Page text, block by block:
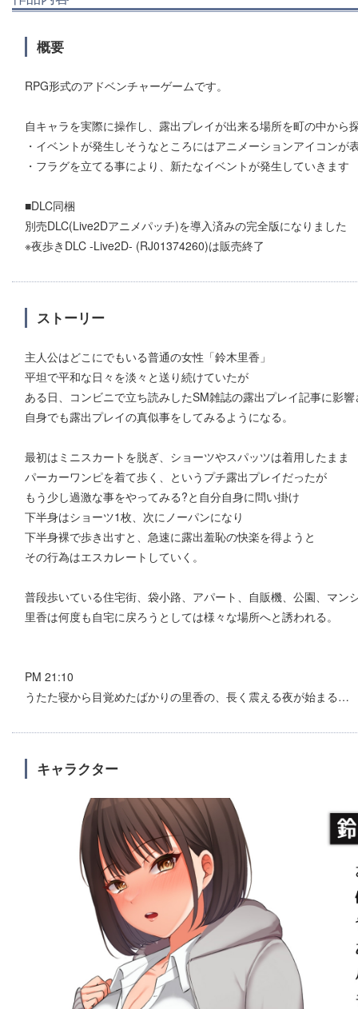
概要
RPG形式のアドベンチャーゲームです。
自キャラを実際に操作し、露出プレイが出来る場所を町の中から
・イベントが発生しそうなところにはアニメーションアイコンが
・フラグを立てる事により、新たなイベントが発生していきます
■DLC同梱
別売DLC(Live2Dアニメパッチ)を導入済みの完全版になりました
※夜歩きDLC -Live2D- (RJ01374260)は販売終了
ストーリー
主人公はどこにでもいる普通の女性「鈴木里香」
平坦で平和な日々を淡々と送り続けていたが
ある日、コンビニで立ち読みしたSM雑誌の露出プレイ記事に影響
自身でも露出プレイの真似事をしてみるようになる。
最初はミニスカートを脱ぎ、ショーツやスパッツは着用したまま
パーカーワンピを着て歩く、というプチ露出プレイだったが
もう少し過激な事をやってみる?と自分自身に問い掛け
下半身はショーツ1枚、次にノーパンになり
下半身裸で歩き出すと、急速に露出羞恥の快楽を得ようと
その行為はエスカレートしていく。
普段歩いている住宅街、袋小路、アパート、自販機、公園、マン
里香は何度も自宅に戻ろうとしては様々な場所へと誘われる。
PM 21:10
うたた寝から目覚めたばかりの里香の、長く震える夜が始まる…
キャラクター